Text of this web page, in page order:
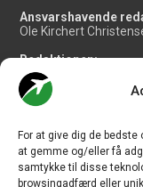
For at give dig de
at gemme og/eller få
samtykke til disse
browsingadfærd eller
Ansvarshavende
Ole Kirchert
Redaktionen:
Christian Granhøj
Henrik Baumgarten
Danny Longhi
Salg og jobannoncer: